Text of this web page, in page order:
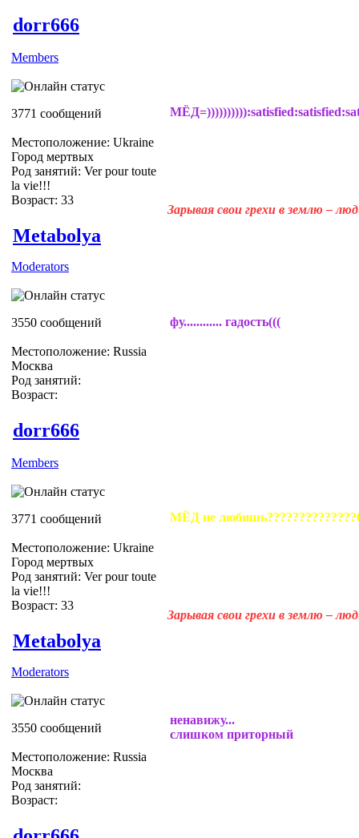
dorr666
Members
3771 сообщений
Местоположение: Ukraine
Город мертвых
Род занятий: Ver pour toute
la vie!!!
Возраст: 33
Зарывая свои грехи в землю –
Metabolya
Moderators
3550 сообщений
Местоположение: Russia
Москва
Род занятий:
Возраст:
фу............ гадость(((
dorr666
Members
3771 сообщений
Местоположение: Ukraine
Город мертвых
Род занятий: Ver pour toute
la vie!!!
Возраст: 33
МЁД не
Зарывая свои грехи в землю –
Metabolya
Moderators
3550 сообщений
Местоположение: Russia
Москва
Род занятий:
Возраст:
ненавижу...
слишком приторный